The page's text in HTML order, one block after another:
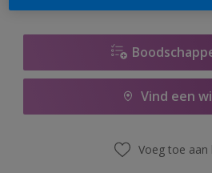
Vind een
Voeg toe aan